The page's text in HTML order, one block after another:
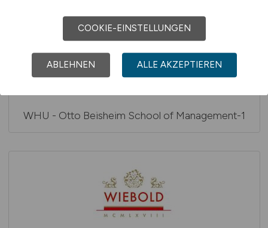
WHU - Otto Beisheim School of Management-1
COOKIE-EINSTELLUNGEN
ABLEHNEN ALLE AKZEPTIEREN